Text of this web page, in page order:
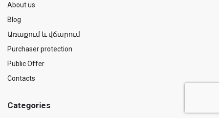
About us
Blog
Առաքում և վճարում
Purchaser protection
Public Offer
Contacts
Categories